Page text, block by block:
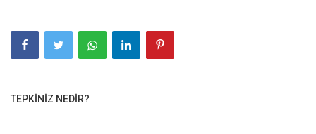
TEPKINIZ NEDIR?